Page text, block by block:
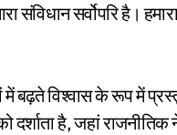
संविधान सर्वोपरि है।
बढ़ते विश्वास के रूप में
है, जहां राजनीतिक